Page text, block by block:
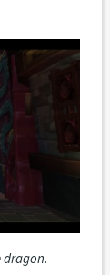
dragon.